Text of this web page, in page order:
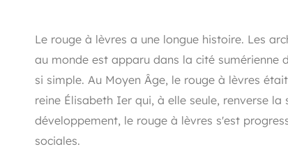
Le rouge à lèvres a une longue histoire. Les
au monde est apparu dans la cité sumérienne
si simple. Au Moyen Âge, le rouge à lèvres
reine Élisabeth Ier qui, à elle seule, renverse
développement, le rouge à lèvres s'est
sociales.